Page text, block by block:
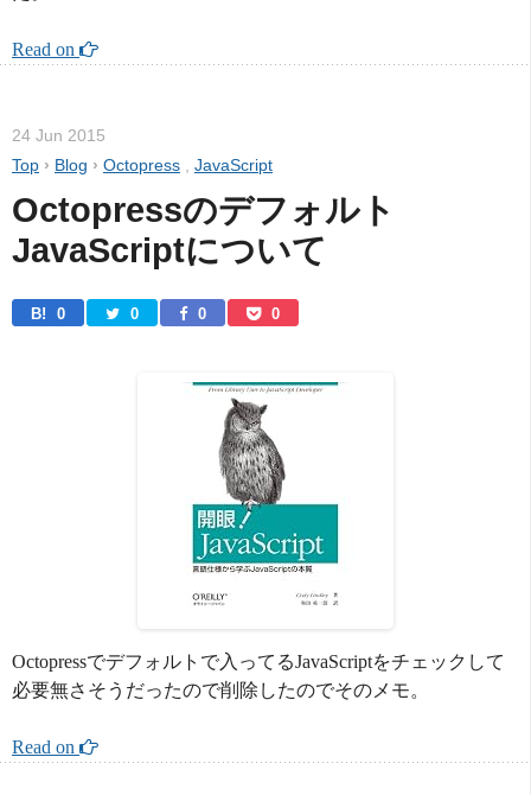
Read on
24 Jun 2015
Top › Blog › Octopress , JavaScript
Octopressのデフォルト
JavaScriptについて
B! 0 0 0 0
Octopressでデフォルトで入ってるJavaScriptをチェックして
必要無さそうだったので削除したのでそのメモ。
Read on